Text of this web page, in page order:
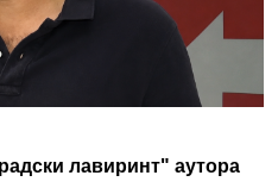
лавиринт" аутора